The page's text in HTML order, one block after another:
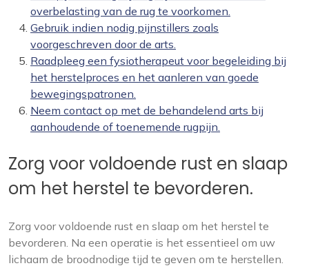
overbelasting van de rug te voorkomen.
Gebruik indien nodig pijnstillers zoals
voorgeschreven door de arts.
Raadpleeg een fysiotherapeut voor begeleiding bij
het herstelproces en het aanleren van goede
bewegingspatronen.
Neem contact op met de behandelend arts bij
aanhoudende of toenemende rugpijn.
Zorg voor voldoende rust en slaap
om het herstel te bevorderen.
Zorg voor voldoende rust en slaap om het herstel te
bevorderen. Na een operatie is het essentieel om uw
lichaam de broodnodige tijd te geven om te herstellen.